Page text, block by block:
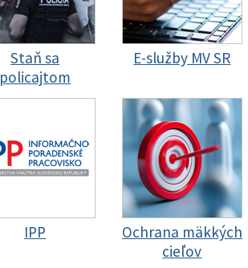
Staň sa
policajtom
E-služby MV SR
IPP
Ochrana mäkkých
cieľov